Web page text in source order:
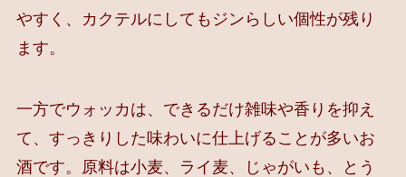
やすく、カクテルにしてもジンらしい個性が残り
ます。
一方でウォッカは、できるだけ雑味や香りを抑え
て、すっきりした味わいに仕上げることが多いお
酒です。原料は小麦、ライ麦、じゃがいも、とう